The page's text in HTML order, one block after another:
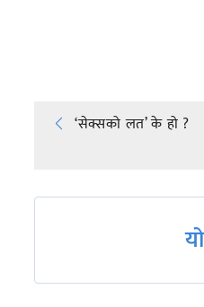
Post
‘सेक्सको लत’ के हो ?